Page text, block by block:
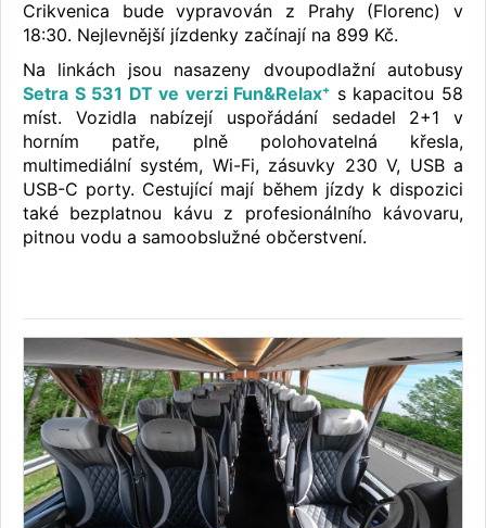
Crikvenica bude vypravován z Prahy (Florenc) v
18:30. Nejlevnější jízdenky začínají na 899 Kč.
Na linkách jsou nasazeny dvoupodlažní autobusy
Setra S 531 DT ve verzi Fun&Relax⁺ s kapacitou 58
míst. Vozidla nabízejí uspořádání sedadel 2+1 v
horním patře, plně polohovatelná křesla,
multimediální systém, Wi-Fi, zásuvky 230 V, USB a
USB-C porty. Cestující mají během jízdy k dispozici
také bezplatnou kávu z profesionálního kávovaru,
pitnou vodu a samoobslužné občerstvení.